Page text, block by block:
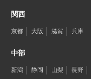
関西
京都 大阪 滋賀 兵庫
中部
新潟 静岡 山梨 長野